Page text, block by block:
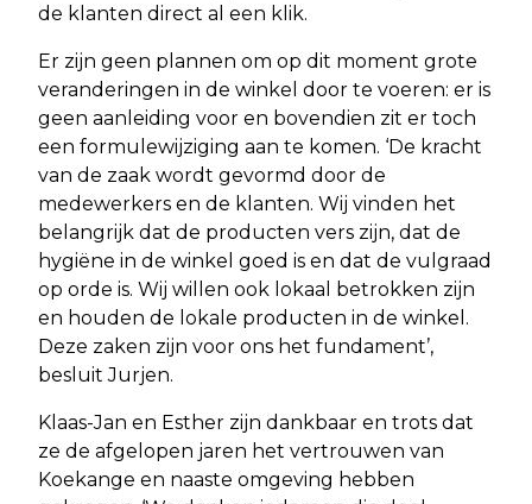
de klanten direct al een klik.
Er zijn geen plannen om op dit moment grote
veranderingen in de winkel door te voeren: er is
geen aanleiding voor en bovendien zit er toch
een formulewijziging aan te komen. ‘De kracht
van de zaak wordt gevormd door de
medewerkers en de klanten. Wij vinden het
belangrijk dat de producten vers zijn, dat de
hygiëne in de winkel goed is en dat de vulgraad
op orde is. Wij willen ook lokaal betrokken zijn
en houden de lokale producten in de winkel.
Deze zaken zijn voor ons het fundament’,
besluit Jurjen.
Klaas-Jan en Esther zijn dankbaar en trots dat
ze de afgelopen jaren het vertrouwen van
Koekange en naaste omgeving hebben